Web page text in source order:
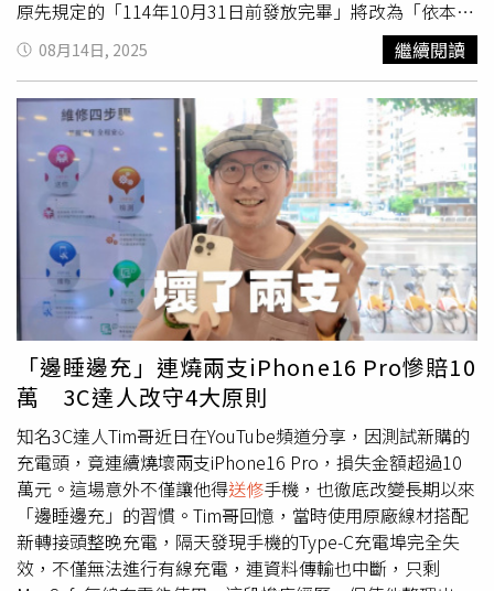
年7月，有台灣就有網友在Mobile01留言控訴，表示他所持
。三星維修人員
檢查後，雖未過保固期，但因「轉軸有外傷掉漆」，判定為
「人為摔傷」，造成排線損壞，需自費維修。（圖／翻攝自
Mobile01）Reddit用戶Eddiejay328在2024年7月以
「Galaxy FoldRepair Warranty is a joke」為標題發文，表
示其Z Fold 5因內頁螢幕框架黏膠磨損而送修 。三星保固卻
因「外框底部有磨損及角落有小刮痕」，判定為可能遭跌
落，拒絕保固。他強調手機一直有使用保護殼，且所提問題
是「內頁螢幕框架」，與外框無關，認為判定極不合理。
（圖／翻攝自reddit）Reddit也有網友在2024年10月16日
以「Samsung wants tocharge me $594 dollars to fix the
Fold 6 ...」為標題發文，表示其Fold 6因「單純打開螢幕」
造成螢幕損壞。他強調「沒有任何外部損壞」，但三星卻開
出594美元（約新台幣19,000元）的維修帳單，暗示不屬保
固範圍，遭判定為人為損壞。（圖／翻攝自reddit）這還是
在保固範圍內所引發的「冷筍」爭議，其實轉軸排線要發生
問題，極少案例在半年至一年內發生問題，大部分都是一年
至兩年內才會發生問題。而如果沒有額外購買Samsung
Care+的話，大部分的手機都是一年保固。這也代表著，當
時間過一年保固後，轉軸排線如果發生問題，想要維修的
話，就只能花費1萬7千元以上的費用進行更換。法院的實際
原先規定的「114年10月31日前發放完畢」將改為「依本條
例編列之特別預算公布後1個月內開始執行發放作業，並於7
個月內完成發放」。行政院表示，調整考量包括現金發放作
業準備、系統設計以及民眾領取時間，參照過往經驗，預留
超過6個月供民眾領取。立法院三讀通過的韌性特別條例總
規模為5450億元，其中包括930億元的產業支持案、1500
億國土安全韌性、670億社會支持，以及2350億元全民普發
現金1萬元。行政院先前已表示，除930億元產業支持方案
可能調整外，其餘部分將依照三讀條文編列預算。此外，修
正案也擴大條例適用範圍，除了產業支持、國土安全韌性、
社會支持及普發現金外，新增「強化電力系統」相關經費。
行政院會同日也通過「114年度中央政府總預算追加預算
案」，編列共878億4136萬9000元，目前行政院將依修正
案完成相關程序，確保普發現金及各項措施順利推行。
08月14日, 2025 繼續閱讀
「邊睡邊充」連燒兩支iPhone16 Pro慘賠10
萬 3C達人改守4大原則
知名3C達人Tim哥近日在YouTube頻道分享，因測試新購的
充電頭，竟連續燒壞兩支iPhone16 Pro，損失金額超過10
萬元。這場意外不僅讓他得送修手機，也徹底改變長期以來
「邊睡邊充」的習慣。Tim哥回憶，當時使用原廠線材搭配
新轉接頭整晚充電，隔天發現手機的Type-C充電埠完全失
效，不僅無法進行有線充電，連資料傳輸也中斷，只剩